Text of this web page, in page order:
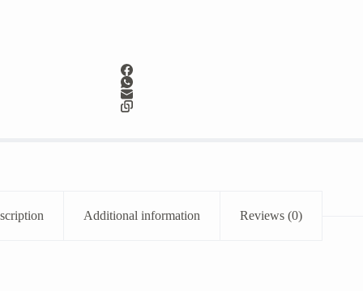
Additional information Reviews (0)